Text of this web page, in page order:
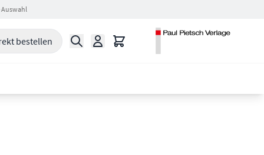
Auswahl
bestellen Suche Warenkorb